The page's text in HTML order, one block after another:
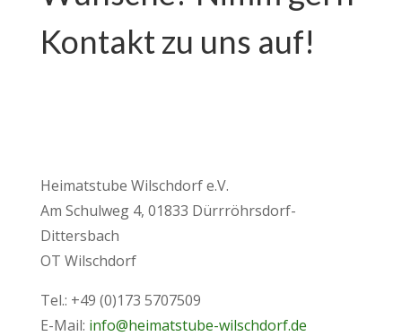
Kontakt zu uns auf!
Heimatstube Wilschdorf e.V.
Am Schulweg 4, 01833 Dürrröhrsdorf-
Dittersbach
OT Wilschdorf
Tel.: +49 (0)173 5707509
E-Mail: info@heimatstube-wilschdorf.de